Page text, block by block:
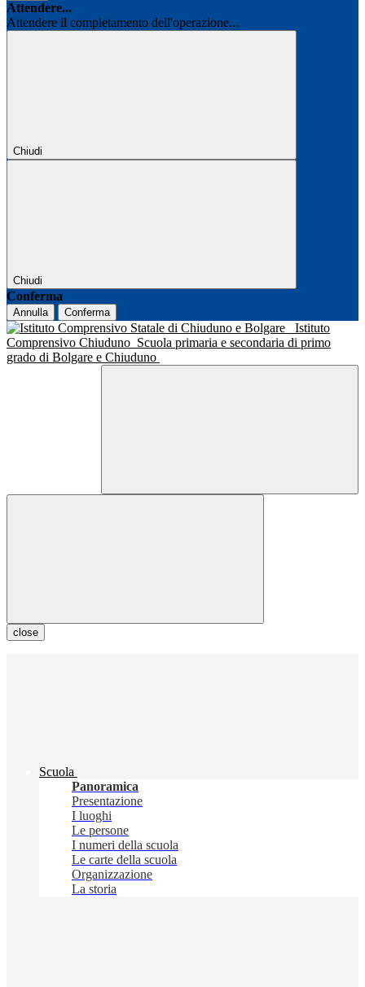
Attendere...
Attendere il completamento dell'operazione...
Chiudi
Chiudi
Conferma
Annulla Conferma
Istituto
Comprensivo Chiuduno Scuola primaria e secondaria di primo
grado di Bolgare e Chiuduno
close
Scuola
Panoramica
Presentazione
I luoghi
Le persone
I numeri della scuola
Le carte della scuola
Organizzazione
La storia